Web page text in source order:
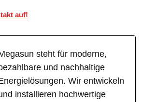
auf!
steht für moderne,
und nachhaltige
Wir entwickeln
installieren hochwertige